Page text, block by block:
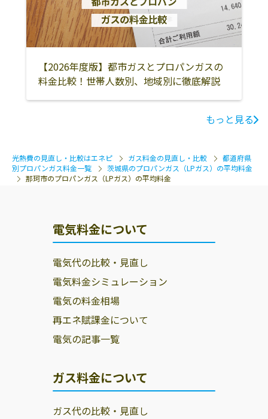
株式会社サウン
ドフナバシ
那珂市菅谷3264 029-298-0058
稲田屋商店
那珂市南酒出
029-298-1331
029-298-3315
アイ・エス・ガ
ステム株式会社
／水戸支店
那珂市中台856-3 0293-52-1050
【2026年度版】都市ガスとプロパンガスの
料金比較！世帯人数別、地域別に徹底解説
もっと見る
光熱費の見直し・比較はエネピ ガス料金の見直し・比較
都道府県
別プロパンガス料金一覧
茨城県のプロパンガス（LPガス）の平均料金
那珂市のプロパンガス（LPガス）の平均料金
電気料金について
電気代の比較・見直し
電気料金シミュレーション
電気の料金相場
再エネ賦課金について
電気の記事一覧
ガス料金について
ガス代の比較・見直し